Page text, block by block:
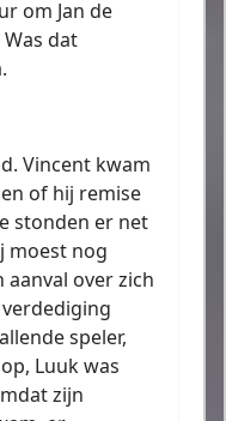
om Jan de
dat
Vincent kwam
of hij remise
stonden er net
moest nog
aanval over zich
verdediging
speler,
Luuk was
zijn